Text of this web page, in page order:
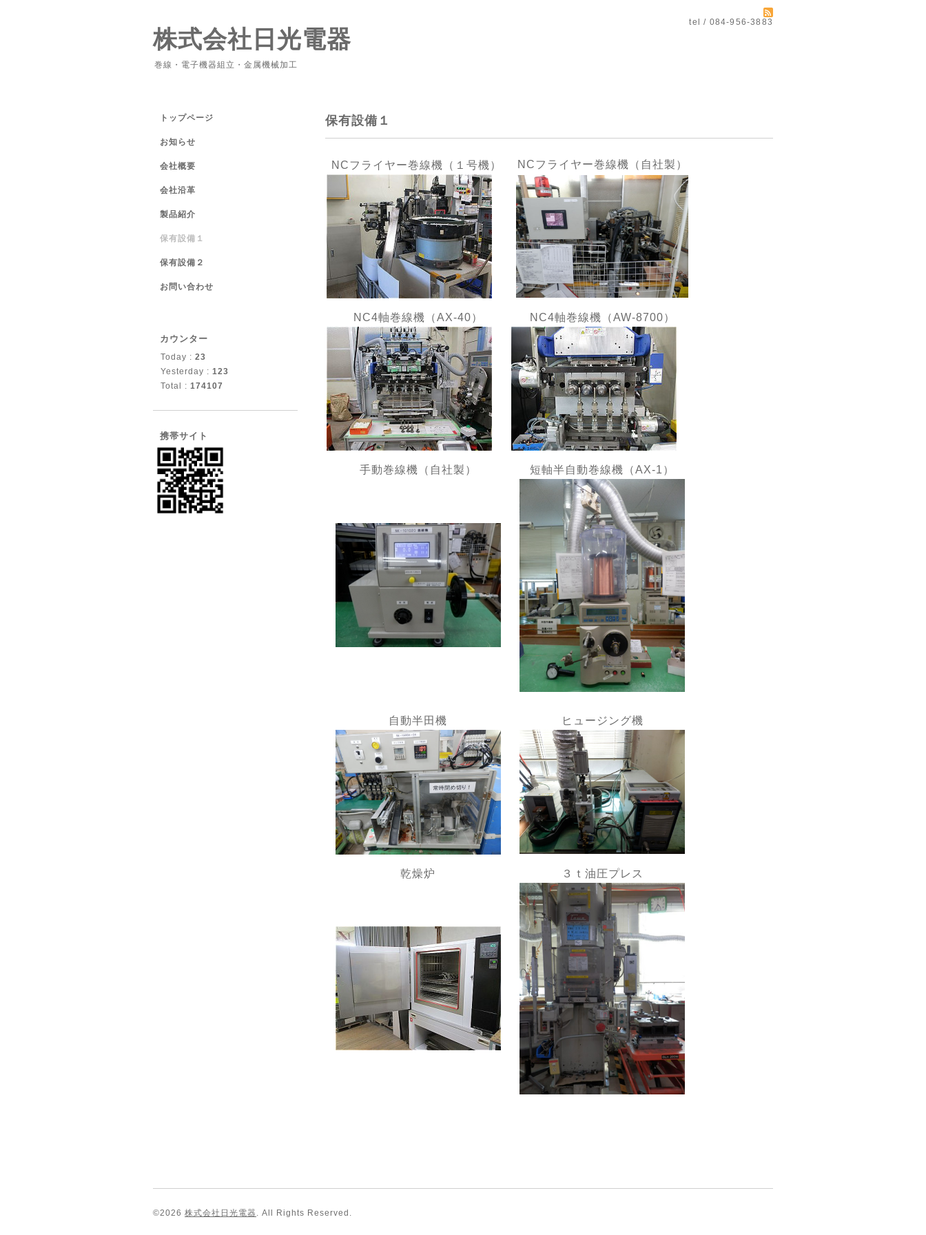
tel / 084-956-3883
株式会社日光電器
巻線・電子機器組立・金属機械加工
保有設備１
NCフライヤー巻線機（１号機） NCフライヤー巻線機（自社製）
NC4軸巻線機（AX-40） NC4軸巻線機（AW-8700）
手動巻線機（自社製） 短軸半自動巻線機（AX-1）
自動半田機 ヒュージング機
乾燥炉 ３ｔ油圧プレス
トップページ
お知らせ
会社概要
会社沿革
製品紹介
保有設備１
保有設備２
お問い合わせ
カウンター
Today : 23
Yesterday : 123
Total : 174107
携帯サイト
©2026 株式会社日光電器 . All Rights Reserved.